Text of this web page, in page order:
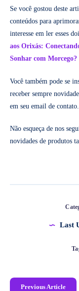
Se você gostou deste
conteúdos para
interesse em ler esses
aos Orixás:
Sonhar com Morcego?
Você também pode se
receber sempre
em seu email de contato.
Não esqueça de nos
novidades de produtos
Last
Previous Article